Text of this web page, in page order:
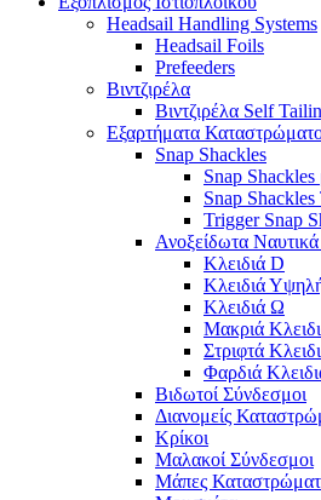
Headsail Handling Systems
Headsail Foils
Prefeeders
Βιντζιρέλα
Βιντζιρέλα Self
Εξαρτήματα
Snap Shackles
Snap
Snap
Trigger Snap
Ανοξείδωτα
Κλειδιά D
Κλειδιά
Κλειδιά Ω
Μακριά
Στριφτά
Φαρδιά
Βιδωτοί Σύνδεσμοι
Διανομείς
Κρίκοι
Μαλακοί Σύνδεσμοι
Μάπες